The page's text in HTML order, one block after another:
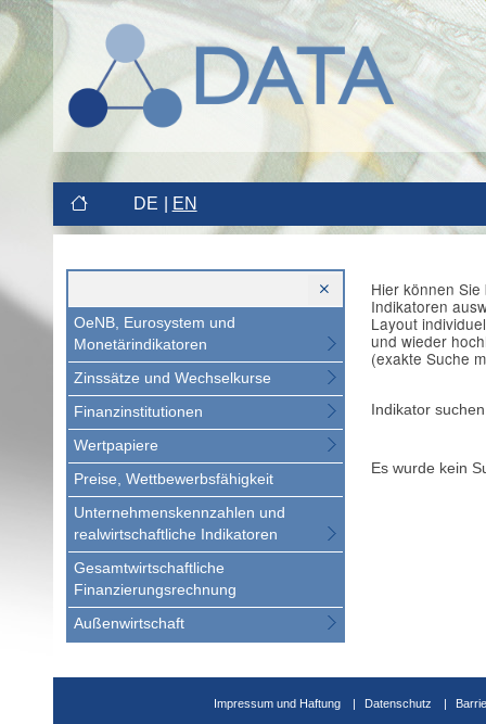
DE EN
OeNB, Eurosystem und
Monetärindikatoren
Zinssätze und Wechselkurse
Finanzinstitutionen
Wertpapiere
Preise, Wettbewerbsfähigkeit
Unternehmenskennzahlen und
realwirtschaftliche Indikatoren
Gesamtwirtschaftliche
Finanzierungsrechnung
Außenwirtschaft
Hier können
Indikatoren
Layout
und wieder
(exakte Suche
Indikator suchen
Es wurde kein
Impressum und Haftung Datenschutz